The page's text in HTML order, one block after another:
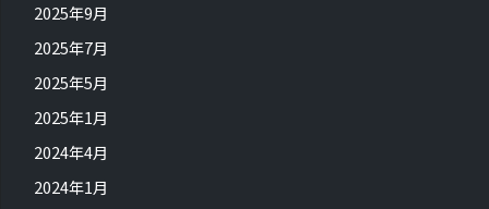
2025年9月
2025年7月
2025年5月
2025年1月
2024年4月
2024年1月